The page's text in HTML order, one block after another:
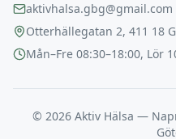
aktivhalsa.gbg@gmail.com
Otterhällegatan 2, 411 18
Mån–Fre 08:30–18:00, Lör
© 2026Aktiv Hälsa —